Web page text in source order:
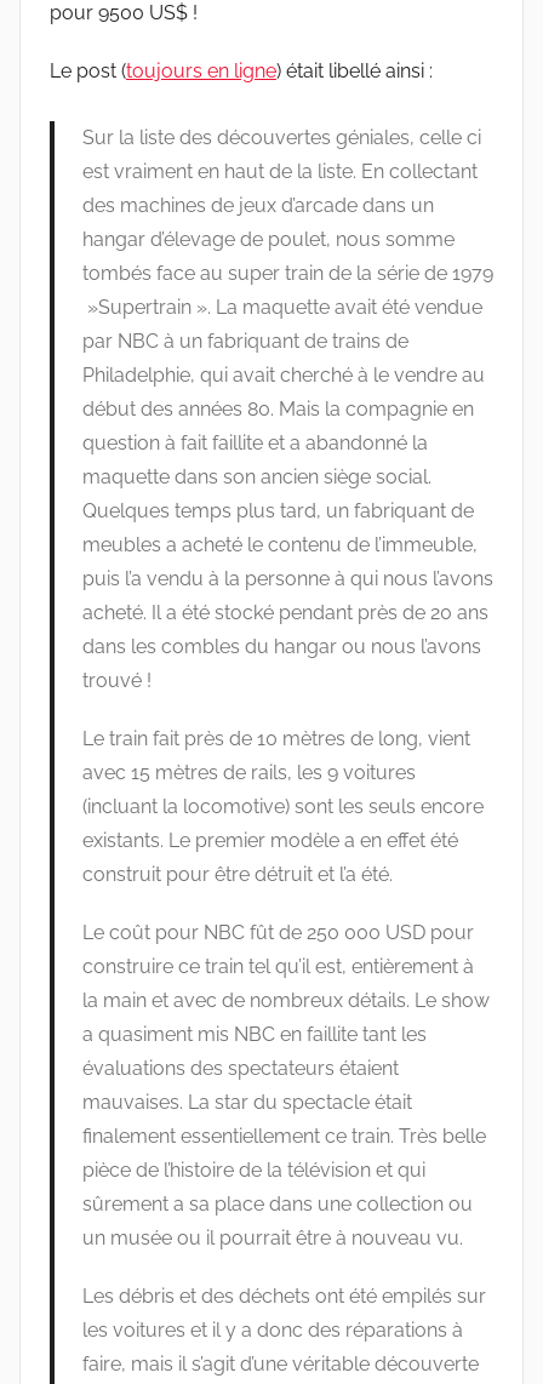
pour 9500 US$ !
Le post (toujours en ligne) était libellé ainsi :
Sur la liste des découvertes géniales, celle ci
est vraiment en haut de la liste. En collectant
des machines de jeux d’arcade dans un
hangar d’élevage de poulet, nous somme
tombés face au super train de la série de 1979
»Supertrain ». La maquette avait été vendue
par NBC à un fabriquant de trains de
Philadelphie, qui avait cherché à le vendre au
début des années 80. Mais la compagnie en
question à fait faillite et a abandonné la
maquette dans son ancien siège social.
Quelques temps plus tard, un fabriquant de
meubles a acheté le contenu de l’immeuble,
puis l’a vendu à la personne à qui nous l’avons
acheté. Il a été stocké pendant près de 20 ans
dans les combles du hangar ou nous l’avons
trouvé !
Le train fait près de 10 mètres de long, vient
avec 15 mètres de rails, les 9 voitures
(incluant la locomotive) sont les seuls encore
existants. Le premier modèle a en effet été
construit pour être détruit et l’a été.
Le coût pour NBC fût de 250 000 USD pour
construire ce train tel qu’il est, entièrement à
la main et avec de nombreux détails. Le show
a quasiment mis NBC en faillite tant les
évaluations des spectateurs étaient
mauvaises. La star du spectacle était
finalement essentiellement ce train. Très belle
pièce de l’histoire de la télévision et qui
sûrement a sa place dans une collection ou
un musée ou il pourrait être à nouveau vu.
Les débris et des déchets ont été empilés sur
les voitures et il y a donc des réparations à
faire, mais il s’agit d’une véritable découverte